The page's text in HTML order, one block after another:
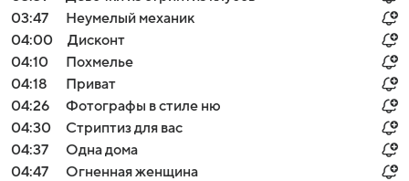
03:47
Неумелый механик
04:00
Дисконт
04:10
Похмелье
04:18
Приват
04:26
Фотографы в стиле ню
04:30
Стриптиз для вас
04:37
Одна дома
04:47
Огненная женщина